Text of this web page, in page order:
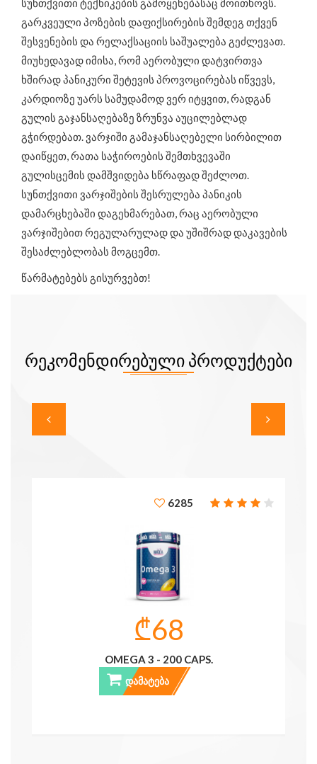
სუნთქვითი ტექნიკების გამოყენებასაც მოითხოვს.
გარკვეული პოზების დაფიქსირების შემდეგ თქვენ
შესვენების და რელაქსაციის საშუალება გეძლევათ.
მიუხედავად იმისა, რომ აერობული დატვირთვა
ხშირად პანიკური შეტევის პროვოცირებას იწვევს,
კარდიოზე უარს სამუდამოდ ვერ იტყვით, რადგან
გულის გაჯანსაღებაზე ზრუნვა აუცილებლად
გჭირდებათ. ვარჯიში გამაჯანსაღებელი სირბილით
დაიწყეთ, რათა საჭიროების შემთხვევაში
გულისცემის დამშვიდება სწრაფად შეძლოთ.
სუნთქვითი ვარჯიშების შესრულება პანიკის
დამარცხებაში დაგეხმარებათ, რაც აერობული
ვარჯიშებით რეგულარულად და უშიშრად დაკავების
შესაძლებლობას მოგცემთ.
წარმატებებს გისურვებთ!
ᲠᲔᲙᲝᲛᲔᲜᲓᲘᲠᲔᲑᲣᲚᲘ ᲞᲠᲝᲓᲣᲥᲢᲔᲑᲘ
6285
₾68
OMEGA 3 - 200 CAPS.
ᲓᲐᲛᲐᲢᲔᲑᲐ